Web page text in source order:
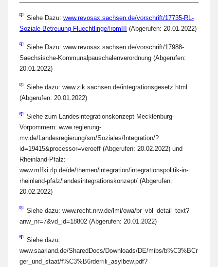
[1] Siehe Dazu: www.revosax.sachsen.de/vorschrift/17735-RL-
Soziale-Betreuung-Fluechtlinge#romIII (Abgerufen: 20.01.2022)
[2]
Siehe Dazu: www.revosax.sachsen.de/vorschrift/17988-
Saechsische-Kommunalpauschalenverordnung (Abgerufen:
20.01.2022)
[3]
Siehe dazu: www.zik.sachsen.de/integrationsgesetz.html
(Abgerufen: 20.01.2022)
[4]
Siehe zum Landesintegrationskonzept Mecklenburg-
Vorpommern: www.regierung-
mv.de/Landesregierung/sm/Soziales/Integration/?
id=19415&processor=veroeff (Abgerufen: 20.02.2022) und
Rheinland-Pfalz:
www.mffki.rlp.de/de/themen/integration/integrationspolitik-in-
rheinland-pfalz/landesintegrationskonzept/ (Abgerufen:
20.02.2022)
[5]
Siehe dazu: www.recht.nrw.de/lmi/owa/br_vbl_detail_text?
anw_nr=7&vd_id=18802 (Abgerufen: 20.01.2022)
[6]
Siehe dazu:
www.saarland.de/SharedDocs/Downloads/DE/mibs/b%C3%BCr
ger_und_staat/f%C3%B6rderrili_asylbew.pdf?